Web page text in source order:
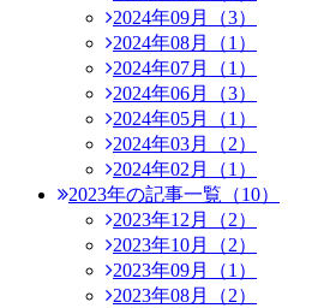
2024年09月（3）
2024年08月（1）
2024年07月（1）
2024年06月（3）
2024年05月（1）
2024年03月（2）
2024年02月（1）
2023年の記事一覧（10）
2023年12月（2）
2023年10月（2）
2023年09月（1）
2023年08月（2）